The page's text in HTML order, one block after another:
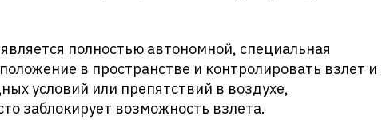
полностью автономной, специальная
в пространстве и контролировать взлет и
условий или препятствий в воздухе,
заблокирует возможность взлета.